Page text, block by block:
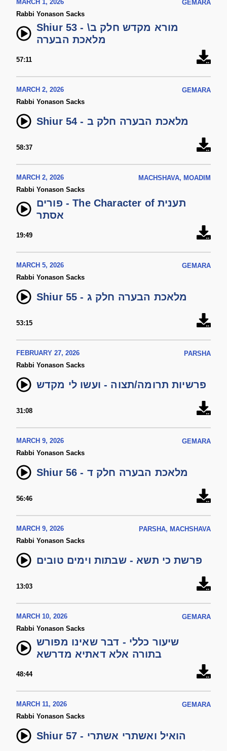
MARCH 1, 2026
GEMARA
Rabbi Yonason Sacks
Shiur 53 - מורא מקדש חלק ב\
מלאכת הבערה
57:11
MARCH 2, 2026
GEMARA
Rabbi Yonason Sacks
Shiur 54 - מלאכת הבערה חלק ב
58:37
MARCH 2, 2026
MACHSHAVA, MOADIM
Rabbi Yonason Sacks
פורים - The Character of תענית
אסתר
19:49
MARCH 5, 2026
GEMARA
Rabbi Yonason Sacks
Shiur 55 - מלאכת הבערה חלק ג
53:15
FEBRUARY 27, 2026
PARSHA
Rabbi Yonason Sacks
פרשיות תרומה/תצוה - ועשו לי מקדש
31:08
MARCH 9, 2026
GEMARA
Rabbi Yonason Sacks
Shiur 56 - מלאכת הבערה חלק ד
56:46
MARCH 9, 2026
PARSHA, MACHSHAVA
Rabbi Yonason Sacks
פרשת כי תשא - שבתות וימים טובים
13:03
MARCH 10, 2026
GEMARA
Rabbi Yonason Sacks
שיעור כללי - דבר שאינו מפורש
בתורה אלא דאתיא מדרשא
48:44
MARCH 11, 2026
GEMARA
Rabbi Yonason Sacks
Shiur 57 - הואיל ואשתרי אשתרי